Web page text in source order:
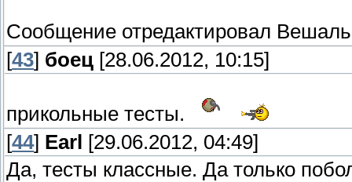
Сообщение отредактировал
[43] боец [28.06.2012, 10:15]
прикольные тесты.
[44] Earl
[29.06.2012, 04:49]
Да, тесты классные. Да только